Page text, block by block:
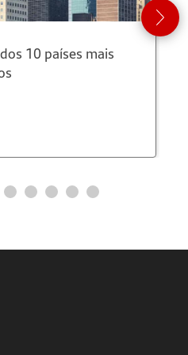
10 países mais